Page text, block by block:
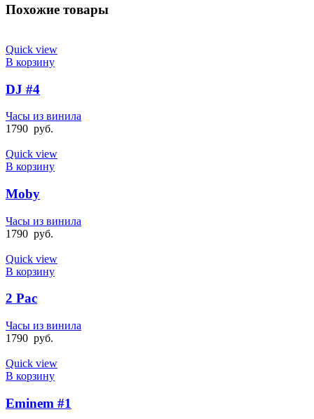
Похожие товары
Quick view
В корзину
DJ #4
Часы из винила
1790 руб.
Quick view
В корзину
Moby
Часы из винила
1790 руб.
Quick view
В корзину
2 Pac
Часы из винила
1790 руб.
Quick view
В корзину
Eminem #1